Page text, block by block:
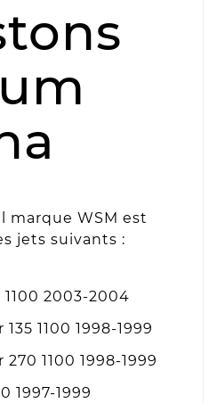
marque WSM est
jets suivants :
1100 2003-2004
1100 1998-1999
1100 1998-1999
1997-1999